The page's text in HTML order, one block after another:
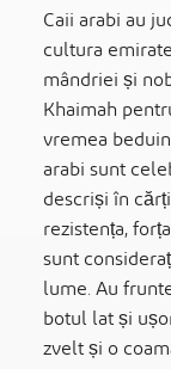
Caii arabi au
cultura
mândriei și
Khaimah
vremea
arabi sunt
descriși în
rezistența,
sunt
lume. Au
botul lat și
zvelt și o